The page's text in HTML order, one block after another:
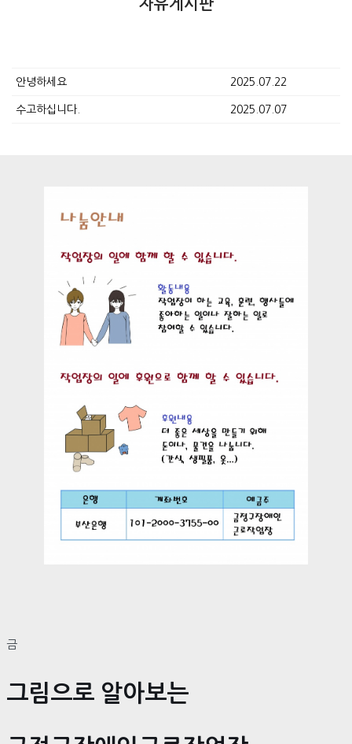
자유게시판
안녕하세요 2025.07.22
수고하십니다. 2025.07.07
금
그림으로 알아보는